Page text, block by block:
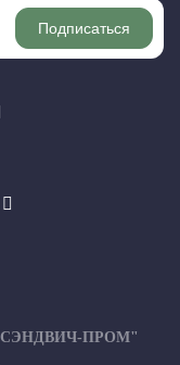
Подписаться
"СЭНДВИЧ-ПРОМ"